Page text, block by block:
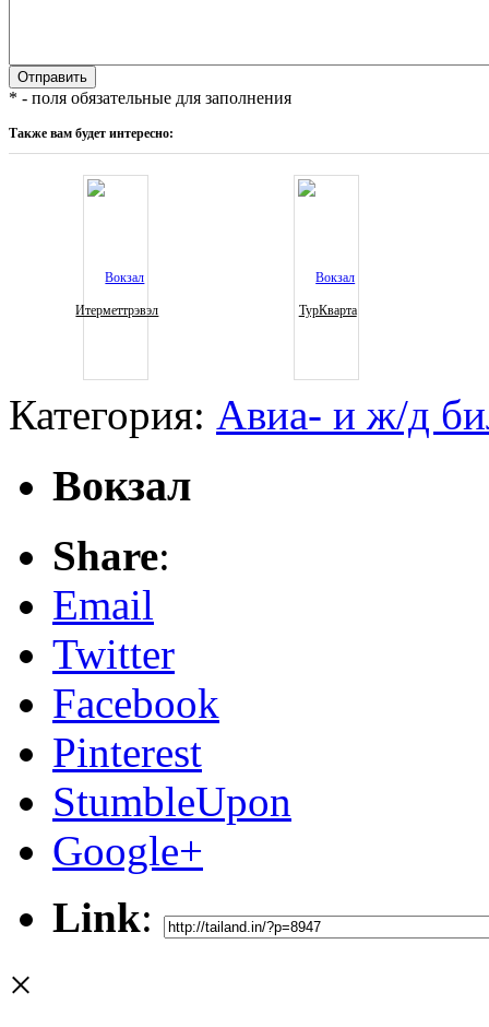
* - поля обязательные для заполнения
Также вам будет интересно:
Итерметтрэвэл ТурКварта
Категория: Авиа- и ж/д
Вокзал
Share:
Email
Twitter
Facebook
Pinterest
StumbleUpon
Google+
Link:
×